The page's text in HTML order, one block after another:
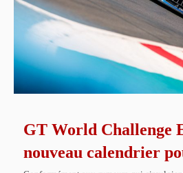
GT World Challenge
nouveau calendrier